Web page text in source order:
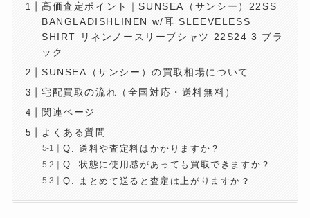
高価査定ポイント｜SUNSEA（サンシー）22SS
BANGLADISHLINEN w/耳 SLEEVELESS
SHIRT リネンノースリーブシャツ 22S24 3 ブラ
ック
SUNSEA（サンシー）の買取相場について
宅配買取の流れ（全国対応・送料無料）
関連ページ
よくある質問
Q. 送料や査定料はかかりますか？
Q. 状態に使用感があっても買取できますか？
Q. まとめて送ると査定は上がりますか？